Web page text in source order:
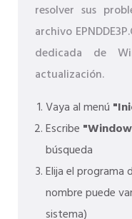
resolver sus
archivo
dedicada de
actualización.
Vaya al menú
Escribe
búsqueda
Elija el
nombre puede
sistema)